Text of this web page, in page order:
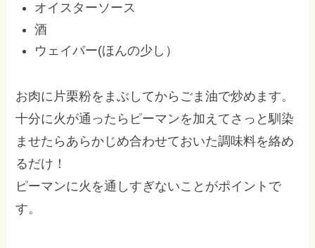
オイスターソース
酒
ウェイパー(ほんの少し）
お肉に片栗粉をまぶしてからごま油で炒めます。
十分に火が通ったらピーマンを加えてさっと馴染
ませたらあらかじめ合わせておいた調味料を絡め
るだけ！
ピーマンに火を通しすぎないことがポイントで
す。